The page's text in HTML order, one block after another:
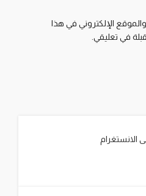
الإلكتروني في هذا
في تعليقي.
الانستغرام